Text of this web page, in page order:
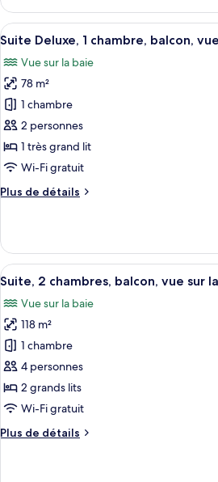
chambre,
balcon,
sur
la
baie
Suite,
chambre,
vue
sur
la
baie
Afficher
toutes
les
photos
pour
ce
type
de
chambre :
Suite
chambre,
balcon,
vue
sur
la
baie
Une
6
Suite Deluxe, 1 chambre, balcon,
Vue sur la baie
78 m²
1 chambre
2 personnes
1 très grand lit
Wi-Fi gratuit
Plus de détails
Plus
Suite
Deluxe,
1
balcon,
vue
sur
la
baie
Afficher
toutes
les
photos
pour
ce
type
de
chambre :
Suite,
Une
6
Suite, 2 chambres, balcon, vue sur
Vue sur la baie
118 m²
1 chambre
4 personnes
2 grands lits
Wi-Fi gratuit
Plus de détails
Plus